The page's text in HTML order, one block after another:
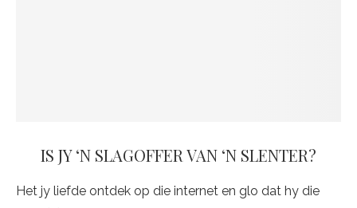
IS JY ‘N SLAGOFFER VAN ‘N SLENTER?
Het jy liefde ontdek op die internet en glo dat hy die